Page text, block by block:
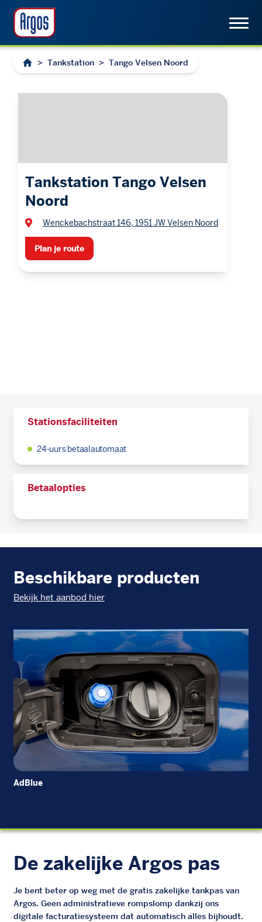
> Tankstation > Tango Velsen Noord
Tankstation Tango Velsen
Noord
Wenckebachstraat 146, 1951 JW Velsen Noord
Plan je route
Stationsfaciliteiten
24-uurs betaalautomaat
Betaalopties
Beschikbare producten
Bekijk het aanbod hier
AdBlue
De zakelijke Argos pas
Je bent beter op weg met de gratis zakelijke tankpas van
Argos. Geen administratieve rompslomp dankzij ons
digitale facturatiesysteem dat automatisch alles bijhoudt.